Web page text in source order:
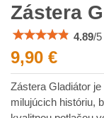
Zástera
4.89/5
9,90 €
Zástera Gladiátor
milujúcich históriu,